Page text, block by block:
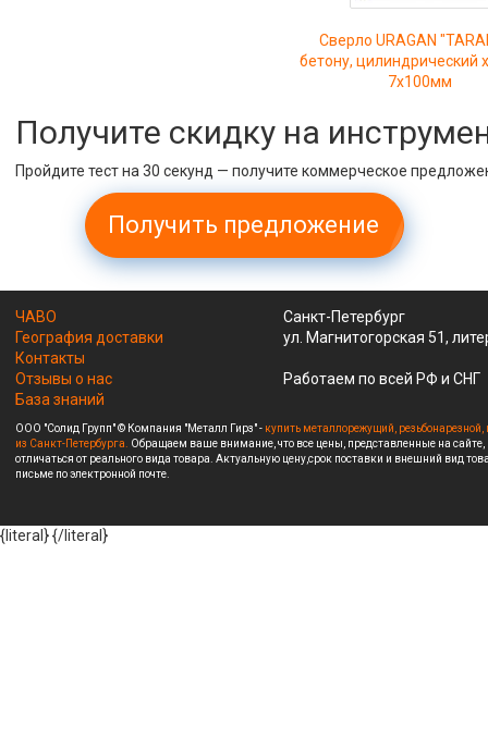
Сверло URAGAN
бетону, цилиндрический
7х100мм
Получите скидку на
Пройдите тест на 30 секунд — получите коммерческое
Получить предложение
ЧАВО
География доставки
Контакты
Отзывы о нас
База знаний
Санкт-Петербург
ул. Магнитогорская 51,
Работаем по всей РФ и СНГ
ООО "Солид Групп" © Компания "Металл Гирз" - купить металлорежущий,
из Санкт-Петербурга. Обращаем ваше внимание, что все цены, представленные на
отличаться от реального вида товара. Актуальную цену,срок поставки и внешний вид
письме по электронной почте.
{literal}{/literal}